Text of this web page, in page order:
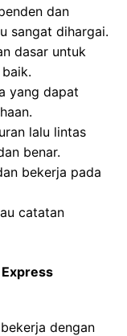
dan
sangat dihargai.
dasar untuk
yang dapat
lalu lintas
benar.
bekerja pada
catatan
dengan